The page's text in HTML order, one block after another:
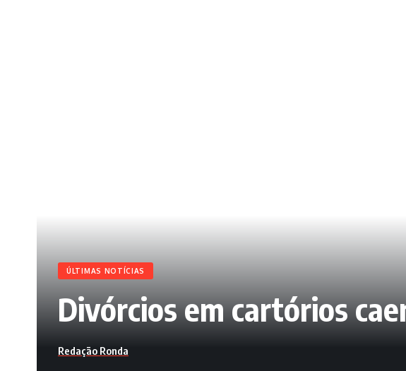
ÚLTIMAS NOTÍCIAS
Divórcios em cartórios
Redação Ronda